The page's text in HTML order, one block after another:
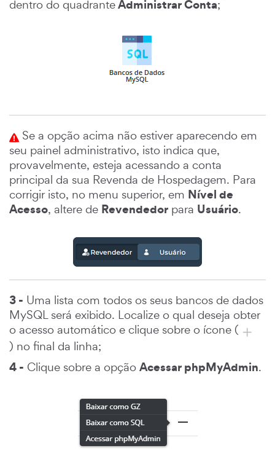
dentro do quadranteAdministrar Conta;
Se a opção acima não estiver aparecendo em
seu painel administrativo, isto indica que,
provavelmente, esteja acessando a conta
principal da sua Revenda de Hospedagem. Para
corrigir isto, no menu superior, em Nível de
Acesso, altere de Revendedor para Usuário.
3 - Uma lista com todos os seus bancos de dados
MySQL será exibido. Localize o qual deseja obter
o acesso automático e clique sobre o ícone (
) no final da linha;
4 - Clique sobre a opção Acessar phpMyAdmin.